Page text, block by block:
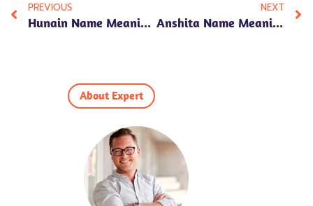
PREVIOUS
Hunain Name Meaning In Hindi: 7 Fascinating Insights Into Its Positive Vibes And Cultural Significance
NEXT
Anshita Name Meaning In Hindi: 7 Beautiful Traits That Define Her Unique Personality
About Expert